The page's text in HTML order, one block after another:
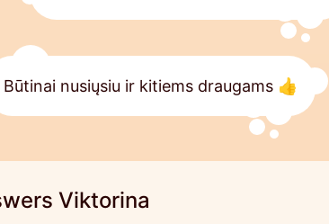
Būtinai nusiųsiu ir kitiems draugams 👍
Viktorina